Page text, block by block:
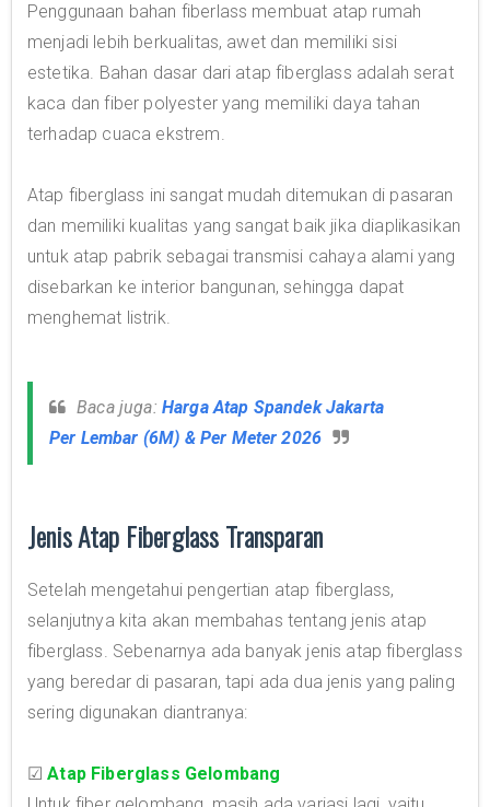
Penggunaan bahan fiberlass membuat atap rumah
menjadi lebih berkualitas, awet dan memiliki sisi
estetika. Bahan dasar dari atap fiberglass adalah serat
kaca dan fiber polyester yang memiliki daya tahan
terhadap cuaca ekstrem.
Atap fiberglass ini sangat mudah ditemukan di pasaran
dan memiliki kualitas yang sangat baik jika diaplikasikan
untuk atap pabrik sebagai transmisi cahaya alami yang
disebarkan ke interior bangunan, sehingga dapat
menghemat listrik.
Baca juga: Harga Atap Spandek Jakarta
Per Lembar (6M) & Per Meter 2026
Jenis Atap Fiberglass Transparan
Setelah mengetahui pengertian atap fiberglass,
selanjutnya kita akan membahas tentang jenis atap
fiberglass. Sebenarnya ada banyak jenis atap fiberglass
yang beredar di pasaran, tapi ada dua jenis yang paling
sering digunakan diantranya:
☑Atap Fiberglass Gelombang